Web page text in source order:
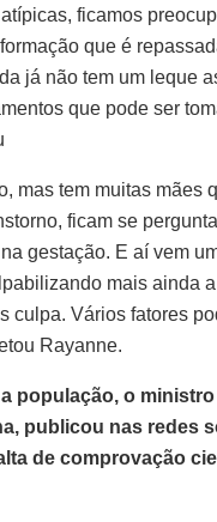
ficamos
que é
já não tem um leque
que pode ser
mas tem muitas mães
ficam se
gestação. E aí vem
mais ainda
culpa. Vários fatores
Rayanne.
população, o
publicou nas redes
de comprovação